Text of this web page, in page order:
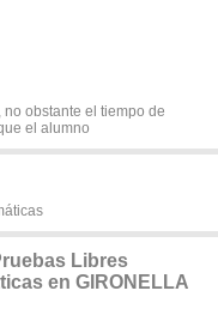
obstante el tiempo de
el alumno
Libres
en GIRONELLA